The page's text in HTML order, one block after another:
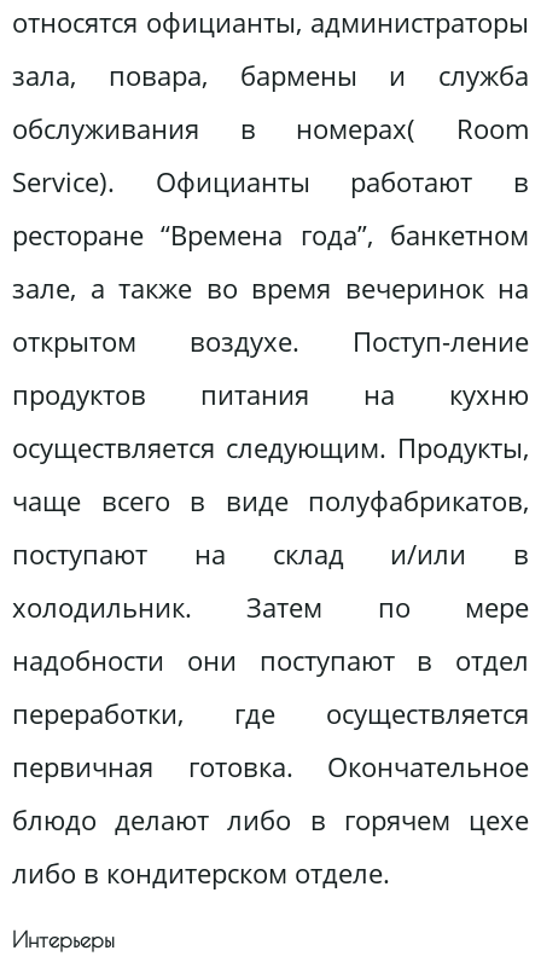
относятся официанты, администраторы
зала, повара, бармены и служба
обслуживания в номерах( Room
Service). Официанты работают в
ресторане “Времена года”, банкетном
зале, а также во время вечеринок на
открытом воздухе. Поступ-ление
продуктов питания на кухню
осуществляется следующим. Продукты,
чаще всего в виде полуфабрикатов,
поступают на склад и/или в
холодильник. Затем по мере
надобности они поступают в отдел
переработки, где осуществляется
первичная готовка. Окончательное
блюдо делают либо в горячем цехе
либо в кондитерском отделе.
Интерьеры